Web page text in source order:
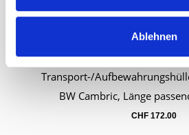
Ablehnen
Warenkorb
Transport-/
BW Cambric, Länge
CHF 172.00